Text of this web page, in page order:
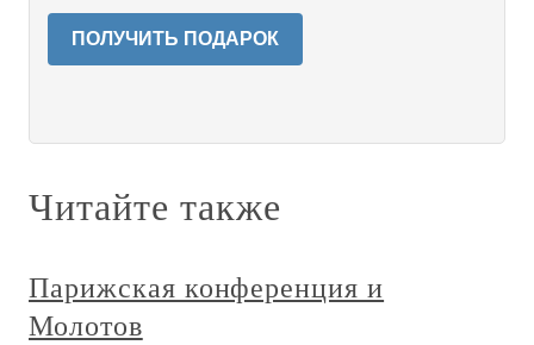
ПОЛУЧИТЬ ПОДАРОК
Читайте также
Парижская конференция и
Молотов